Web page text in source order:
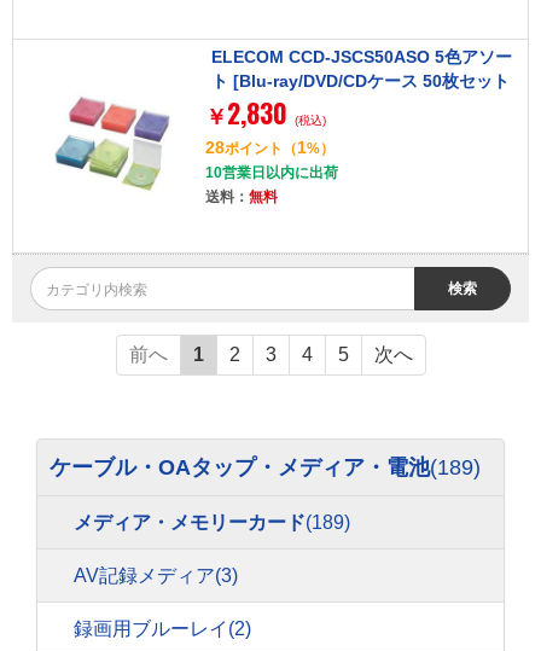
ELECOM CCD-JSCS50ASO 5色アソー
ト [Blu-ray/DVD/CDケース 50枚セット
(スリム/PS/1枚収納)]
￥ 2,830 (税込)
28ポイント （1%）
10営業日以内に出荷
送料： 無料
検索
前へ 1 2 3 4 5 次へ
ケーブル・OAタップ・メディア・電池(189)
メディア・メモリーカード(189)
AV記録メディア(3)
録画用ブルーレイ (2)